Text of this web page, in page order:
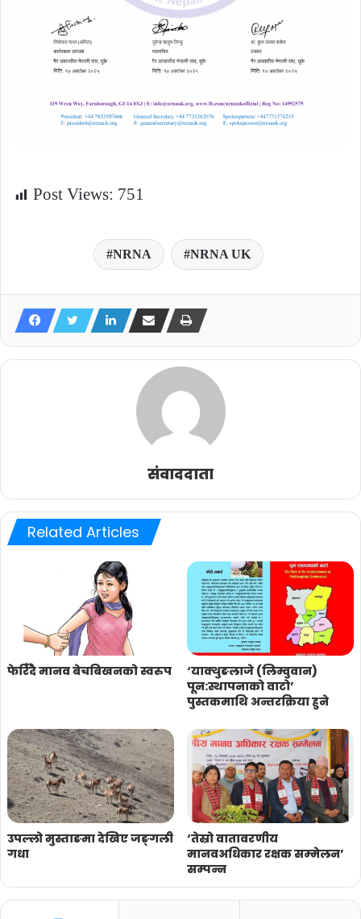
Post Views: 751
NRNA NRNA UK
संवाददाता
Related Articles
फेरिँदै मानव बेचबिखनको स्वरुप
‘याक्थुङलाजे (लिम्वुवान)
पून:स्थापनाको वाटो’
पुस्तकमाथि अन्तरक्रिया हुने
उपल्लो मुस्ताङमा देखिए जङ्गली
गधा
‘तेस्रो वातावरणीय
मानवअधिकार रक्षक सम्मेलन’
सम्पन्न